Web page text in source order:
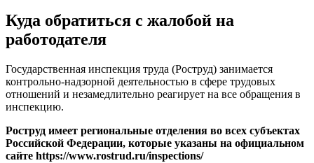
Куда обратиться с жалобой на
работодателя
Государственная инспекция труда (Роструд) занимается
контрольно-надзорной деятельностью в сфере трудовых
отношений и незамедлительно реагирует на все обращения в
инспекцию.
Роструд имеет региональные отделения во всех субъектах
Российской Федерации, которые указаны на официальном
сайте https://www.rostrud.ru/inspections/